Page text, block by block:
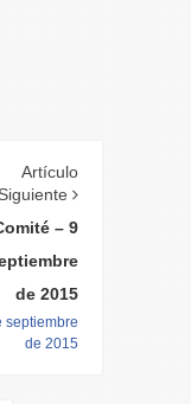
Artículo
Siguiente
– 9
de 2015
septiembre
de 2015